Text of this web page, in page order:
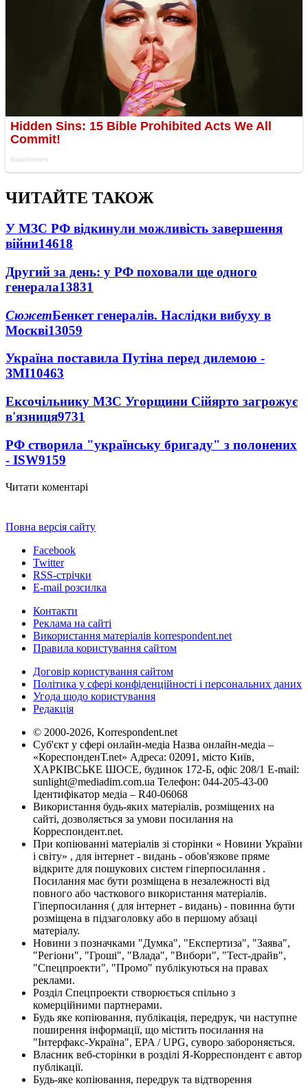
ЧИТАЙТЕ ТАКОЖ
У МЗС РФ відкинули можливість завершення
війни14618
Другий за день: у РФ поховали ще одного
генерала13831
СюжетБенкет генералів. Наслідки вибуху в
Москві13059
Україна поставила Путіна перед дилемою -
ЗМІ10463
Ексочільнику МЗС Угорщини Сійярто загрожує
в'язниця9731
РФ створила "українську бригаду" з полонених
- ISW9159
Читати коментарі
Повна версія сайту
Facebook
Twitter
RSS-стрічки
E-mail розсилка
Контакти
Реклама на сайті
Використання матеріалів korrespondent.net
Правила користування сайтом
Договір користування сайтом
Політика у сфері конфіденційності і персональних даних
Угода щодо користування
Редакція
© 2000-2026, Korrespondent.net
Суб'єкт у сфері онлайн-медіа Назва онлайн-медіа –
«КореспонденТ.net» Адреса: 02091, місто Київ,
ХАРКІВСЬКЕ ШОСЕ, будинок 172-Б, офіс 208/1 E-mail:
sunlight@mediadim.com.ua Телефон: 044-205-43-00
Ідентифікатор медіа – R40-06068
Використання будь-яких матеріалів, розміщених на
сайті, дозволяється за умови посилання на
Корреспондент.net.
При копіюванні матеріалів зі сторінки « Новини України
і світу» , для інтернет - видань - обов'язкове пряме
відкрите для пошукових систем гіперпосилання .
Посилання має бути розміщена в незалежності від
повного або часткового використання матеріалів.
Гіперпосилання ( для інтернет - видань) - повинна бути
розміщена в підзаголовку або в першому абзаці
матеріалу.
Новини з позначками "Думка", "Експертиза", "Заява",
"Регіони", "Гроші", "Влада", "Вибори", "Тест-драйв",
"Спецпроекти", "Промо" публікуються на правах
реклами.
Розділ Спецпроекти створюється спільно з
комерційними партнерами.
Будь яке копіювання, публікація, передрук, чи наступне
поширення інформації, що містить посилання на
"Інтерфакс-Україна", EPA / UPG, суворо забороняється.
Власник веб-сторінки в розділі Я-Корреспондент є автор
публікації.
Будь-яке копіювання, передрук та відтворення